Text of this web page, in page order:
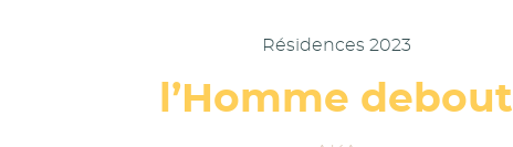
Résidences 2023
l’Homme debout